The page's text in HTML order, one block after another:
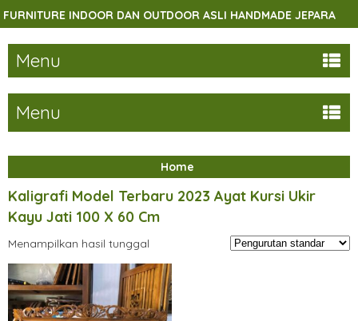
INDOOR DAN OUTDOOR ASLI HANDMADE JEPARA
Menu
Menu
Home
Kaligrafi Model Terbaru 2023 Ayat Kursi Ukir
Kayu Jati 100 X 60 Cm
Menampilkan hasil tunggal